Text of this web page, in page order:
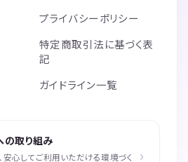
プライバシーポリシー
特定商取引法に基づく表
記
ガイドライン一覧
の取り組み
安心してご利用いただける環境づく
›